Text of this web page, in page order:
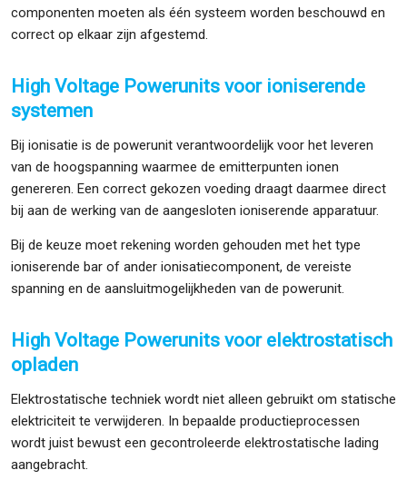
componenten moeten als één systeem worden beschouwd en
correct op elkaar zijn afgestemd.
High Voltage Powerunits voor ioniserende
systemen
Bij ionisatie is de powerunit verantwoordelijk voor het leveren
van de hoogspanning waarmee de emitterpunten ionen
genereren. Een correct gekozen voeding draagt daarmee direct
bij aan de werking van de aangesloten ioniserende apparatuur.
Bij de keuze moet rekening worden gehouden met het type
ioniserende bar of ander ionisatiecomponent, de vereiste
spanning en de aansluitmogelijkheden van de powerunit.
High Voltage Powerunits voor elektrostatisch
opladen
Elektrostatische techniek wordt niet alleen gebruikt om statische
elektriciteit te verwijderen. In bepaalde productieprocessen
wordt juist bewust een gecontroleerde elektrostatische lading
aangebracht.